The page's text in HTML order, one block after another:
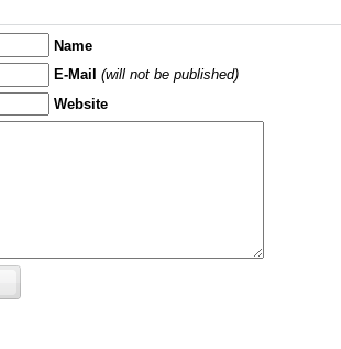
Name
E-Mail(will not be published)
Website